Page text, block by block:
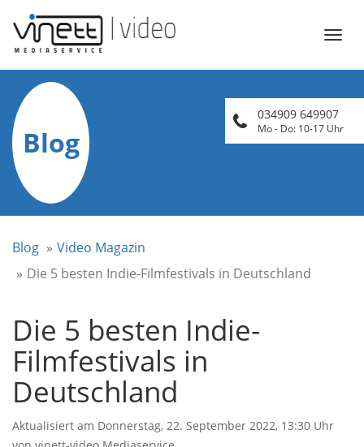
034909 649907
Mo - Do: 10-17 Uhr
Blog
Blog
Video Magazin
Die 5 besten Indie-Filmfestivals in Deutschland
Die 5 besten Indie-
Filmfestivals in
Deutschland
Aktualisiert am Donnerstag, 22. September 2022, 13:30 Uhr